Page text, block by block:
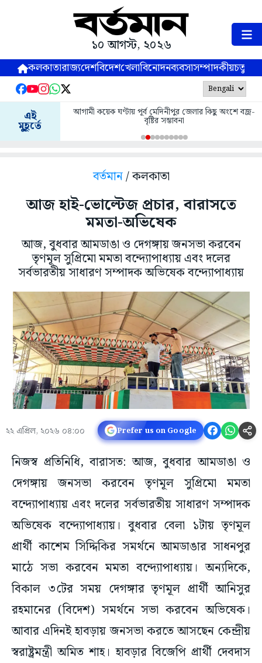
১০ আগস্ট, ২০২৬
কলকাতারাজ্যদেশবিদেশখেলাবিনোদনব্যবসাসম্পাদকীয়
এই
মুহূর্তে
আগামী কয়েক ঘণ্টায় পূর্ব মেদিনীপুর জেলার কিছু অংশে বজ্র-
বৃষ্টির সম্ভাবনা
বর্তমান/ কলকাতা
আজ হাই-ভোল্টেজ প্রচার, বারাসতে
মমতা-অভিষেক
আজ, বুধবার আমডাঙা ও দেগঙ্গায় জনসভা করবেন
তৃণমূল সুপ্রিমো মমতা বন্দ্যোপাধ্যায় এবং দলের
সর্বভারতীয় সাধারণ সম্পাদক অভিষেক বন্দ্যোপাধ্যায়
২২ এপ্রিল, ২০২৬ ০৪:০০ Prefer us on Google
নিজস্ব প্রতিনিধি, বারাসত: আজ, বুধবার আমডাঙা ও
দেগঙ্গায় জনসভা করবেন তৃণমূল সুপ্রিমো মমতা
বন্দ্যোপাধ্যায় এবং দলের সর্বভারতীয় সাধারণ সম্পাদক
অভিষেক বন্দ্যোপাধ্যায়। বুধবার বেলা ১টায় তৃণমূল
প্রার্থী কাশেম সিদ্দিকির সমর্থনে আমডাঙার সাধনপুর
মাঠে সভা করবেন মমতা বন্দ্যোপাধ্যায়। অন্যদিকে,
বিকাল ৩টের সময় দেগঙ্গার তৃণমূল প্রার্থী আনিসুর
রহমানের (বিদেশ) সমর্থনে সভা করবেন অভিষেক।
আবার এদিনই হাবড়ায় জনসভা করতে আসছেন কেন্দ্রীয়
স্বরাষ্ট্রমন্ত্রী অমিত শাহ। হাবড়ার বিজেপি প্রার্থী দেবদাস